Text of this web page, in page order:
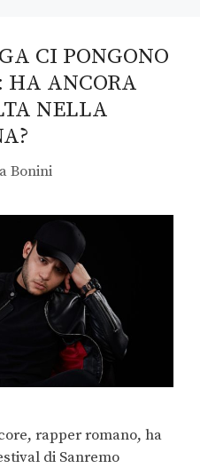
CI PONGONO
ANCORA
NELLA
Bonini
rapper romano, ha
di Sanremo